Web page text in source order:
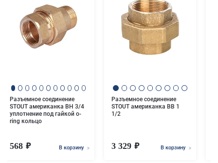
Разъемное соединение
STOUT американка ВН 3/4
уплотнение под гайкой o-
ring кольцо
568 В корзину
Разъемное соединение
STOUT американка ВB 1
1/2
3 329 В корзину